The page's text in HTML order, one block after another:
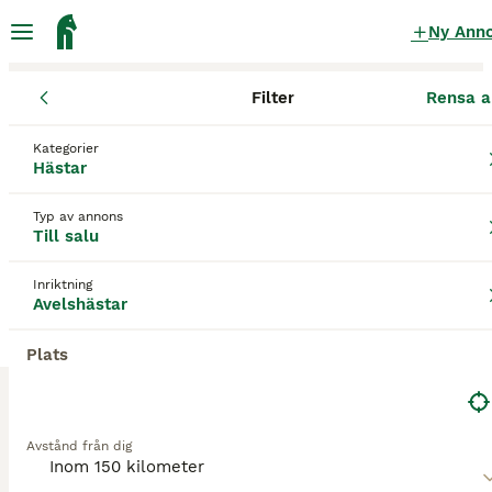
Ny
Filter Rensa
Kategorier
Hästar
Typ av annons
Till salu
Inriktning
Avelshästar
Plats
Avstånd från dig
Avelshästar till salu
Spara sökning
Dräktigt avelssto
Sto10 år
Ålder
170 cm
Höjd Pris